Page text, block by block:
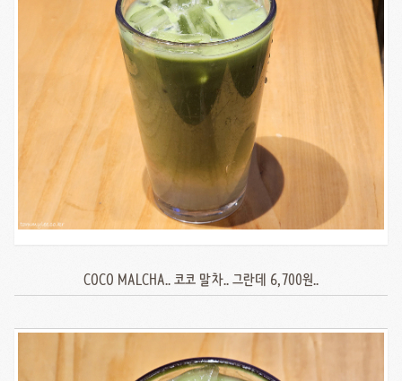
COCO MALCHA.. 코코 말차.. 그란데 6,700원..